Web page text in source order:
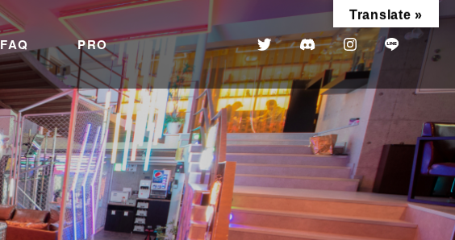
FAQ PRO
Translate »